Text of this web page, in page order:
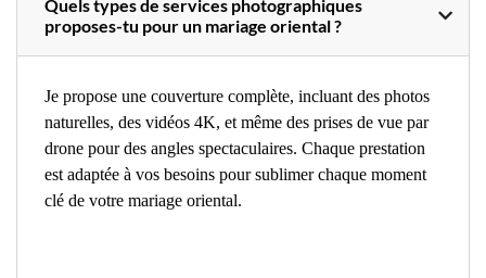
Quels types de services photographiques
proposes-tu pour un mariage oriental ?
Je propose une couverture complète, incluant des photos
naturelles, des vidéos 4K, et même des prises de vue par
drone pour des angles spectaculaires. Chaque prestation
est adaptée à vos besoins pour sublimer chaque moment
clé de votre mariage oriental.